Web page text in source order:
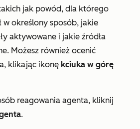
jak powód, dla którego
w określony sposób, jakie
aktywowane i jakie źródła
Możesz również ocenić
klikając ikonę kciuka w górę
reagowania agenta, kliknij
.